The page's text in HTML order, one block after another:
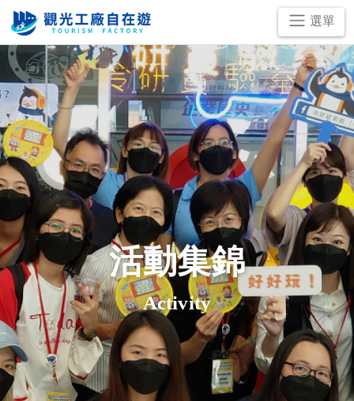
到
主
要
內
容
區
塊
選單
活動集錦
Activity